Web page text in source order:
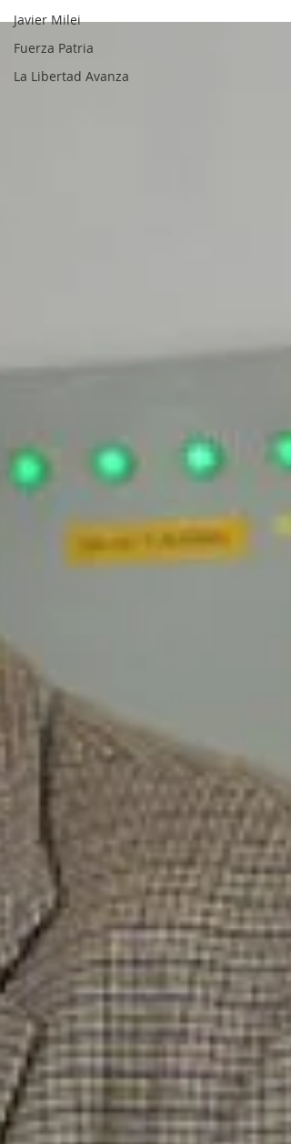
Javier Milei
Fuerza Patria
La Libertad Avanza